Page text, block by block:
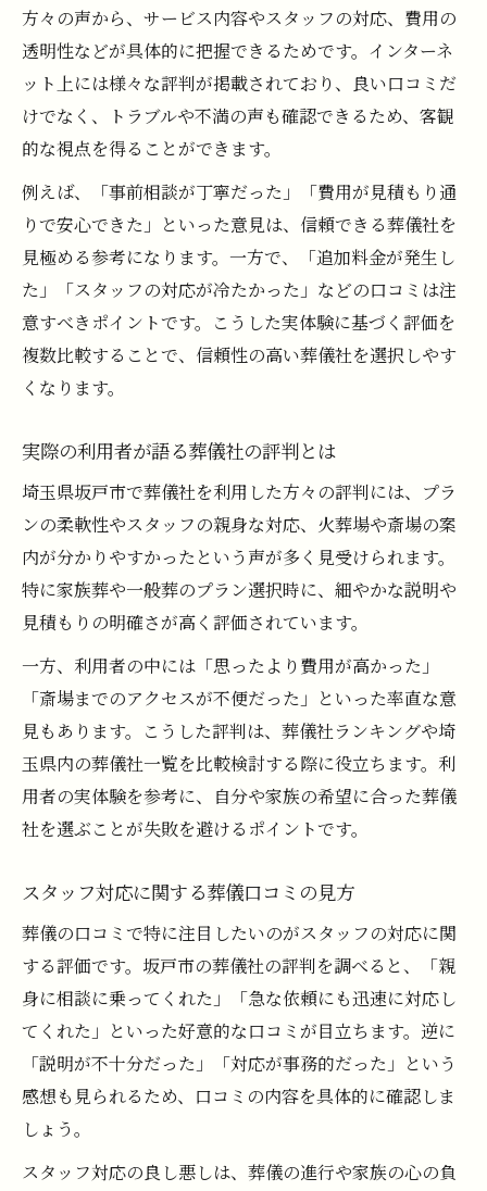
方々の声から、サービス内容やスタッフの対応、費用の
透明性などが具体的に把握できるためです。インターネ
ット上には様々な評判が掲載されており、良い口コミだ
けでなく、トラブルや不満の声も確認できるため、客観
的な視点を得ることができます。
例えば、「事前相談が丁寧だった」「費用が見積もり通
りで安心できた」といった意見は、信頼できる葬儀社を
見極める参考になります。一方で、「追加料金が発生し
た」「スタッフの対応が冷たかった」などの口コミは注
意すべきポイントです。こうした実体験に基づく評価を
複数比較することで、信頼性の高い葬儀社を選択しやす
くなります。
実際の利用者が語る葬儀社の評判とは
埼玉県坂戸市で葬儀社を利用した方々の評判には、プラ
ンの柔軟性やスタッフの親身な対応、火葬場や斎場の案
内が分かりやすかったという声が多く見受けられます。
特に家族葬や一般葬のプラン選択時に、細やかな説明や
見積もりの明確さが高く評価されています。
一方、利用者の中には「思ったより費用が高かった」
「斎場までのアクセスが不便だった」といった率直な意
見もあります。こうした評判は、葬儀社ランキングや埼
玉県内の葬儀社一覧を比較検討する際に役立ちます。利
用者の実体験を参考に、自分や家族の希望に合った葬儀
社を選ぶことが失敗を避けるポイントです。
スタッフ対応に関する葬儀口コミの見方
葬儀の口コミで特に注目したいのがスタッフの対応に関
する評価です。坂戸市の葬儀社の評判を調べると、「親
身に相談に乗ってくれた」「急な依頼にも迅速に対応し
てくれた」といった好意的な口コミが目立ちます。逆に
「説明が不十分だった」「対応が事務的だった」という
感想も見られるため、口コミの内容を具体的に確認しま
しょう。
スタッフ対応の良し悪しは、葬儀の進行や家族の心の負